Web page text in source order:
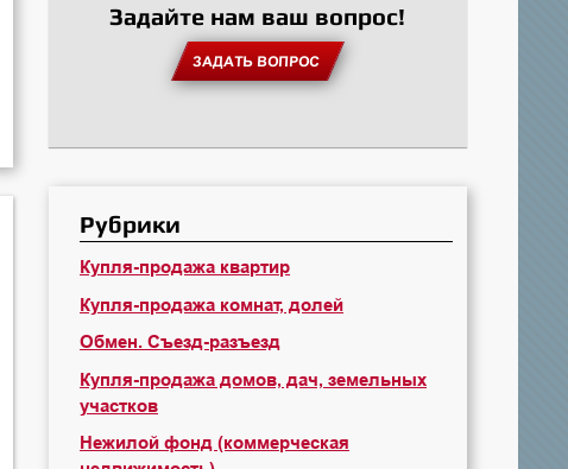
Задайте нам ваш вопрос!
ЗАДАТЬ ВОПРОС
Рубрики
Купля-продажа квартир
Купля-продажа комнат, долей
Обмен. Съезд-разъезд
Купля-продажа домов, дач, земельных
участков
Нежилой фонд (коммерческая